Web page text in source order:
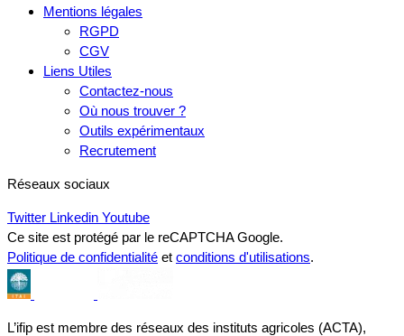
Mentions légales
RGPD
CGV
Liens Utiles
Contactez-nous
Où nous trouver ?
Outils expérimentaux
Recrutement
Réseaux sociaux
Twitter Linkedin Youtube
Ce site est protégé par le reCAPTCHA Google.
Politique de confidentialité et conditions d'utilisations.
L’ifip est membre des réseaux des instituts agricoles (ACTA),